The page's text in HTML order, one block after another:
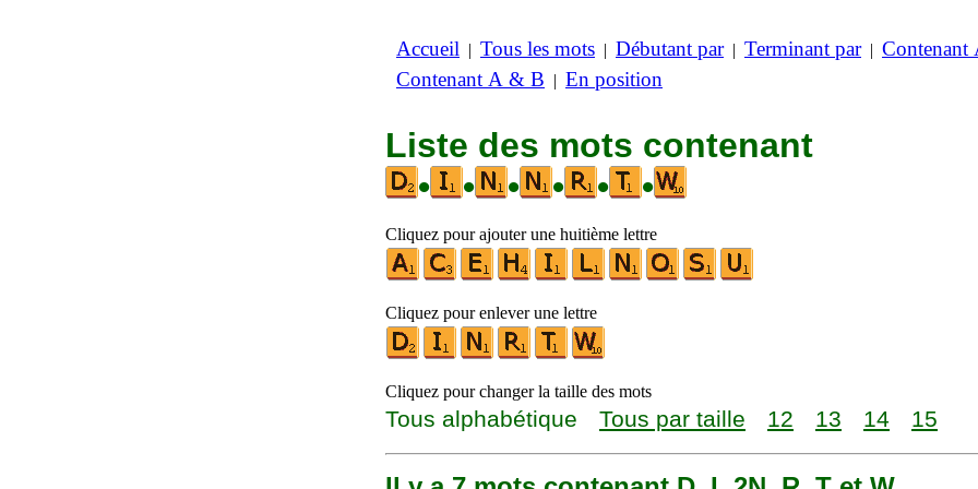
Accueil | Tous les mots | Débutant par| Terminant par| Contenant
Contenant A & B | En position
Liste des mots contenant
•
• • • • •
Cliquez pour ajouter une huitième lettre
Cliquez pour enlever une lettre
Cliquez pour changer la taille des mots
Tous alphabétique Tous par taille 12 13 14 15